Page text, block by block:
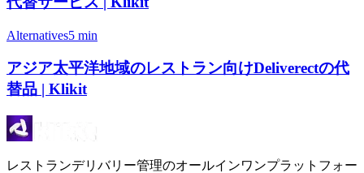
Alternatives5 min
アジア太平洋地域のレストラン向けDeliverectの代
替品 | Klikit
レストランデリバリー管理のオールインワンプラットフォー